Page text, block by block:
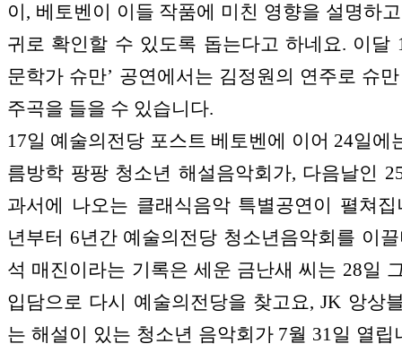
이, 베토벤이 이들 작품에 미친 영향을 설명하
귀로 확인할 수 있도록 돕는다고 하네요. 이달
문학가 슈만’ 공연에서는 김정원의 연주로 슈
주곡을 들을 수 있습니다.
17일 예술의전당 포스트 베토벤에 이어 24일에
름방학 팡팡 청소년 해설음악회가, 다음날인
과서에 나오는 클래식음악 특별공연이 펼쳐집
년부터 6년간 예술의전당 청소년음악회를 이
석 매진이라는 기록은 세운 금난새 씨는 28일
입담으로 다시 예술의전당을 찾고요, JK 앙상
는 해설이 있는 청소년 음악회가 7월 31일 열립